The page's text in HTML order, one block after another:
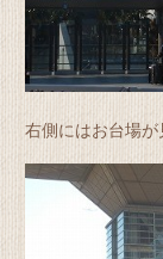
右側にはお台場が